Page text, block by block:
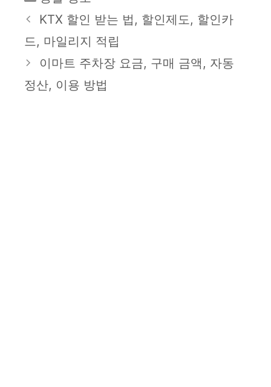
테
KTX 할인 받는 법, 할인제도, 할인카
드, 마일리지 적립
이마트 주차장 요금, 구매 금액, 자동
정산, 이용 방법